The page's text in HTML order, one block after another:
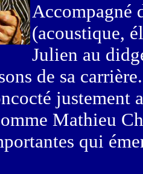
Accompagné
(acoustique,
Julien au
de sa
justement
Mathieu
qui